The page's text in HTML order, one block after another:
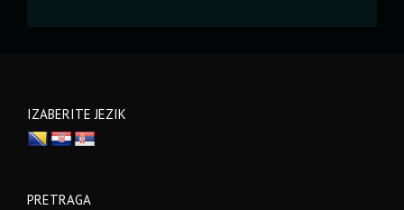
IZABERITE JEZIK
PRETRAGA